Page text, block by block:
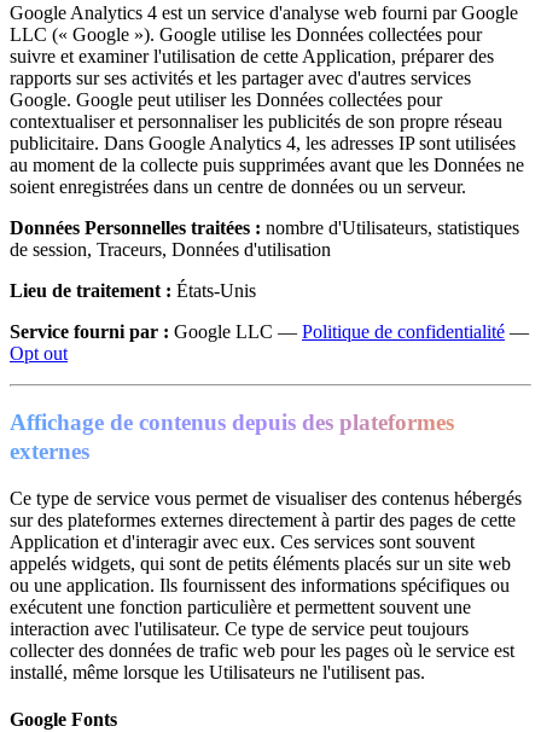
Google Analytics 4 est un service d'analyse web fourni par Google
LLC (« Google »). Google utilise les Données collectées pour
suivre et examiner l'utilisation de cette Application, préparer des
rapports sur ses activités et les partager avec d'autres services
Google. Google peut utiliser les Données collectées pour
contextualiser et personnaliser les publicités de son propre réseau
publicitaire. Dans Google Analytics 4, les adresses IP sont utilisées
au moment de la collecte puis supprimées avant que les Données ne
soient enregistrées dans un centre de données ou un serveur.
Données Personnelles traitées : nombre d'Utilisateurs, statistiques
de session, Traceurs, Données d'utilisation
Lieu de traitement : États-Unis
Service fourni par : Google LLC — Politique de confidentialité —
Opt out
Affichage de contenus depuis des plateformes
externes
Ce type de service vous permet de visualiser des contenus hébergés
sur des plateformes externes directement à partir des pages de cette
Application et d'interagir avec eux. Ces services sont souvent
appelés widgets, qui sont de petits éléments placés sur un site web
ou une application. Ils fournissent des informations spécifiques ou
exécutent une fonction particulière et permettent souvent une
interaction avec l'utilisateur. Ce type de service peut toujours
collecter des données de trafic web pour les pages où le service est
installé, même lorsque les Utilisateurs ne l'utilisent pas.
Google Fonts